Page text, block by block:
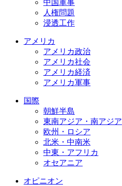
中国軍事
人権問題
浸透工作
アメリカ
アメリカ政治
アメリカ社会
アメリカ経済
アメリカ軍事
国際
朝鮮半島
東南アジア・南アジア
欧州・ロシア
北米・中南米
中東・アフリカ
オセアニア
オピニオン